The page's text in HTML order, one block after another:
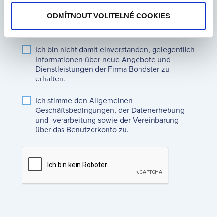
ODMÍTNOUT VOLITELNÉ COOKIES
Ich bin nicht damit einverstanden, gelegentlich
Informationen über neue Angebote und
Dienstleistungen der Firma Bondster zu
erhalten.
Ich stimme den Allgemeinen
Geschäftsbedingungen, der Datenerhebung
und -verarbeitung sowie der Vereinbarung
über das Benutzerkonto zu.